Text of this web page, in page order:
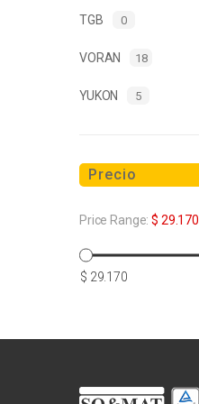
TGB 0
VORAN 18
YUKON 5
Precio
Price Range:$ 29.170
$ 29.170
Precio
Precio